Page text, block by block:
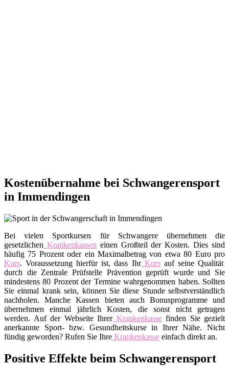
Kostenübernahme bei Schwangerensport
in Immendingen
Bei vielen Sportkursen für Schwangere übernehmen die
gesetzlichen Krankenkassen einen Großteil der Kosten. Dies sind
häufig 75 Prozent oder ein Maximalbetrag von etwa 80 Euro pro
Kurs. Voraussetzung hierfür ist, dass IhrKursauf seine Qualität
durch die Zentrale Prüfstelle Prävention geprüft wurde und Sie
mindestens 80 Prozent der Termine wahrgenommen haben. Sollten
Sie einmal krank sein, können Sie diese Stunde selbstverständlich
nachholen. Manche Kassen bieten auch Bonusprogramme und
übernehmen einmal jährlich Kosten, die sonst nicht getragen
werden. Auf der Webseite IhrerKrankenkassefinden Sie gezielt
anerkannte Sport- bzw. Gesundheitskurse in Ihrer Nähe. Nicht
fündig geworden? Rufen Sie Ihre Krankenkasse einfach direkt an.
Positive Effekte beim Schwangerensport